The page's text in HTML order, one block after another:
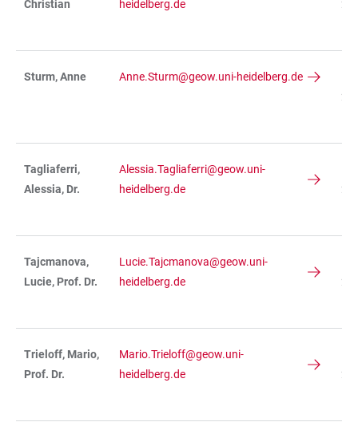
Christian heidelberg.de
Sturm, Anne Anne.Sturm@geow.uni-heidelberg.de
Tagliaferri,
Alessia, Dr.
Alessia.Tagliaferri@geow.uni-
heidelberg.de
Tajcmanova,
Lucie, Prof. Dr.
Lucie.Tajcmanova@geow.uni-
heidelberg.de
Trieloff, Mario,
Prof. Dr.
Mario.Trieloff@geow.uni-
heidelberg.de